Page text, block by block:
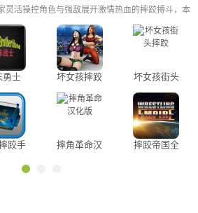
灵活操控角色与强敌展开激情热血的摔跤搏斗，本
手游大全，感兴趣的玩家千万不要错过哦！
勇士
坏女孩摔跤
坏女孩街头
跤手
摔角革命汉
摔跤帝国全